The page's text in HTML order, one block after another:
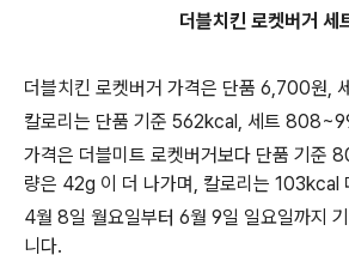
더블치킨 로켓버거 세
더블치킨 로켓버거 가격은 단품 6,700원,
칼로리는 단품 기준 562kcal, 세트
가격은 더블미트 로켓버거보다 단품 기준
량은 42g 이 더 나가며, 칼로리는 103kcal
4월 8일 월요일부터 6월 9일 일요일까지
니다.